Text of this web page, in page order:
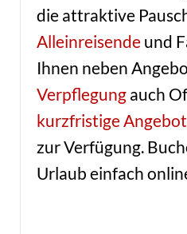
die attraktive
Alleinreisendeund
Ihnen neben
Verpflegungauch
kurzfristige
zur Verfügung.
Urlaub einfach